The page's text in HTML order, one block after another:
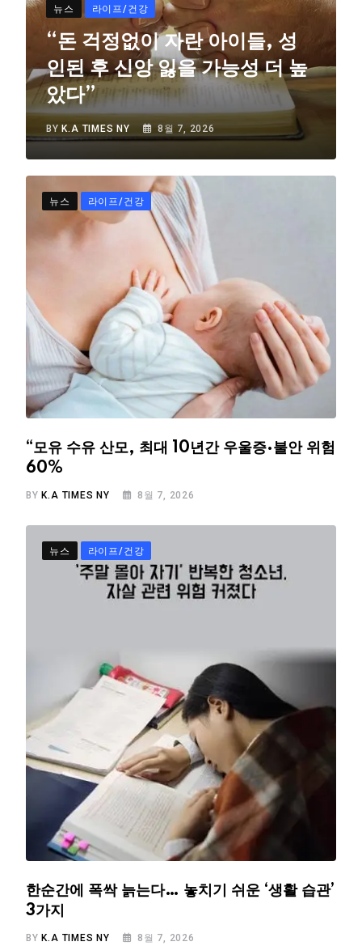
뉴스 라이프/건강
“돈 걱정없이 자란 아이들, 성
인된 후 신앙 잃을 가능성 더 높
았다”
BY K.A TIMES NY 8월 7, 2026
뉴스 라이프/건강
“모유 수유 산모, 최대 10년간 우울증·불안 위험
60%
BY K.A TIMES NY 8월 7, 2026
뉴스 라이프/건강
한순간에 폭싹 늙는다… 놓치기 쉬운 ‘생활 습관’
3가지
BY K.A TIMES NY 8월 7, 2026